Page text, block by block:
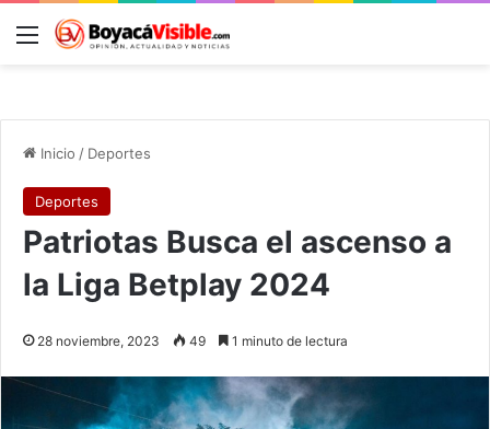
Menú
Inicio / Deportes
Deportes
Patriotas Busca el ascenso a
la Liga Betplay 2024
28 noviembre, 2023 49 1 minuto de lectura